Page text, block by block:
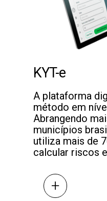
KYT-e
A plataforma
método em
Abrangendo
municípios
utiliza mais de
calcular riscos
+